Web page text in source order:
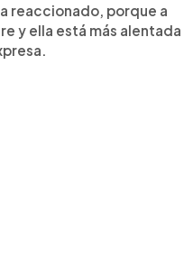
reaccionado, porque a
y ella está más alentada